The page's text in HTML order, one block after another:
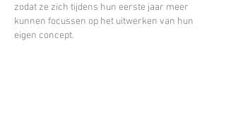
zodat ze zich tijdens hun eerste jaar meer
kunnen focussen op het uitwerken van hun
eigen concept.